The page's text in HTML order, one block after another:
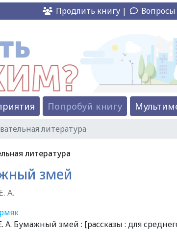
Продлить книгу | Вопросы
Попробуй книгу
литература
литература
змей
А.
А. Бумажный змей : [рассказы : для